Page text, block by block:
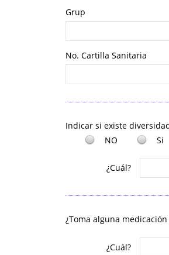
Grup
No. Cartilla Sanitaria
Indicar si existe
NO
Si
¿Cuál?
¿Toma alguna
¿Cuál?